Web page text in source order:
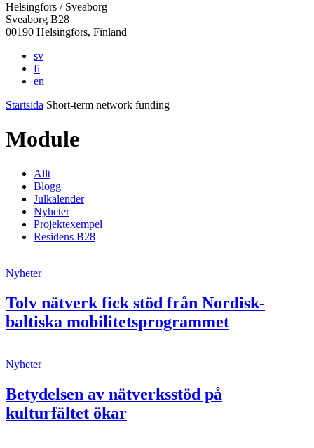
flik
flik
flik
flik
flik
Helsingfors / Sveaborg
Sveaborg B28
00190 Helsingfors, Finland
sv
fi
en
Startsida Short-term network funding
Module
Allt
Blogg
Julkalender
Nyheter
Projektexempel
Residens B28
Nyheter
Tolv nätverk fick stöd från Nordisk-
baltiska mobilitetsprogrammet
Nyheter
Betydelsen av nätverksstöd på
kulturfältet ökar